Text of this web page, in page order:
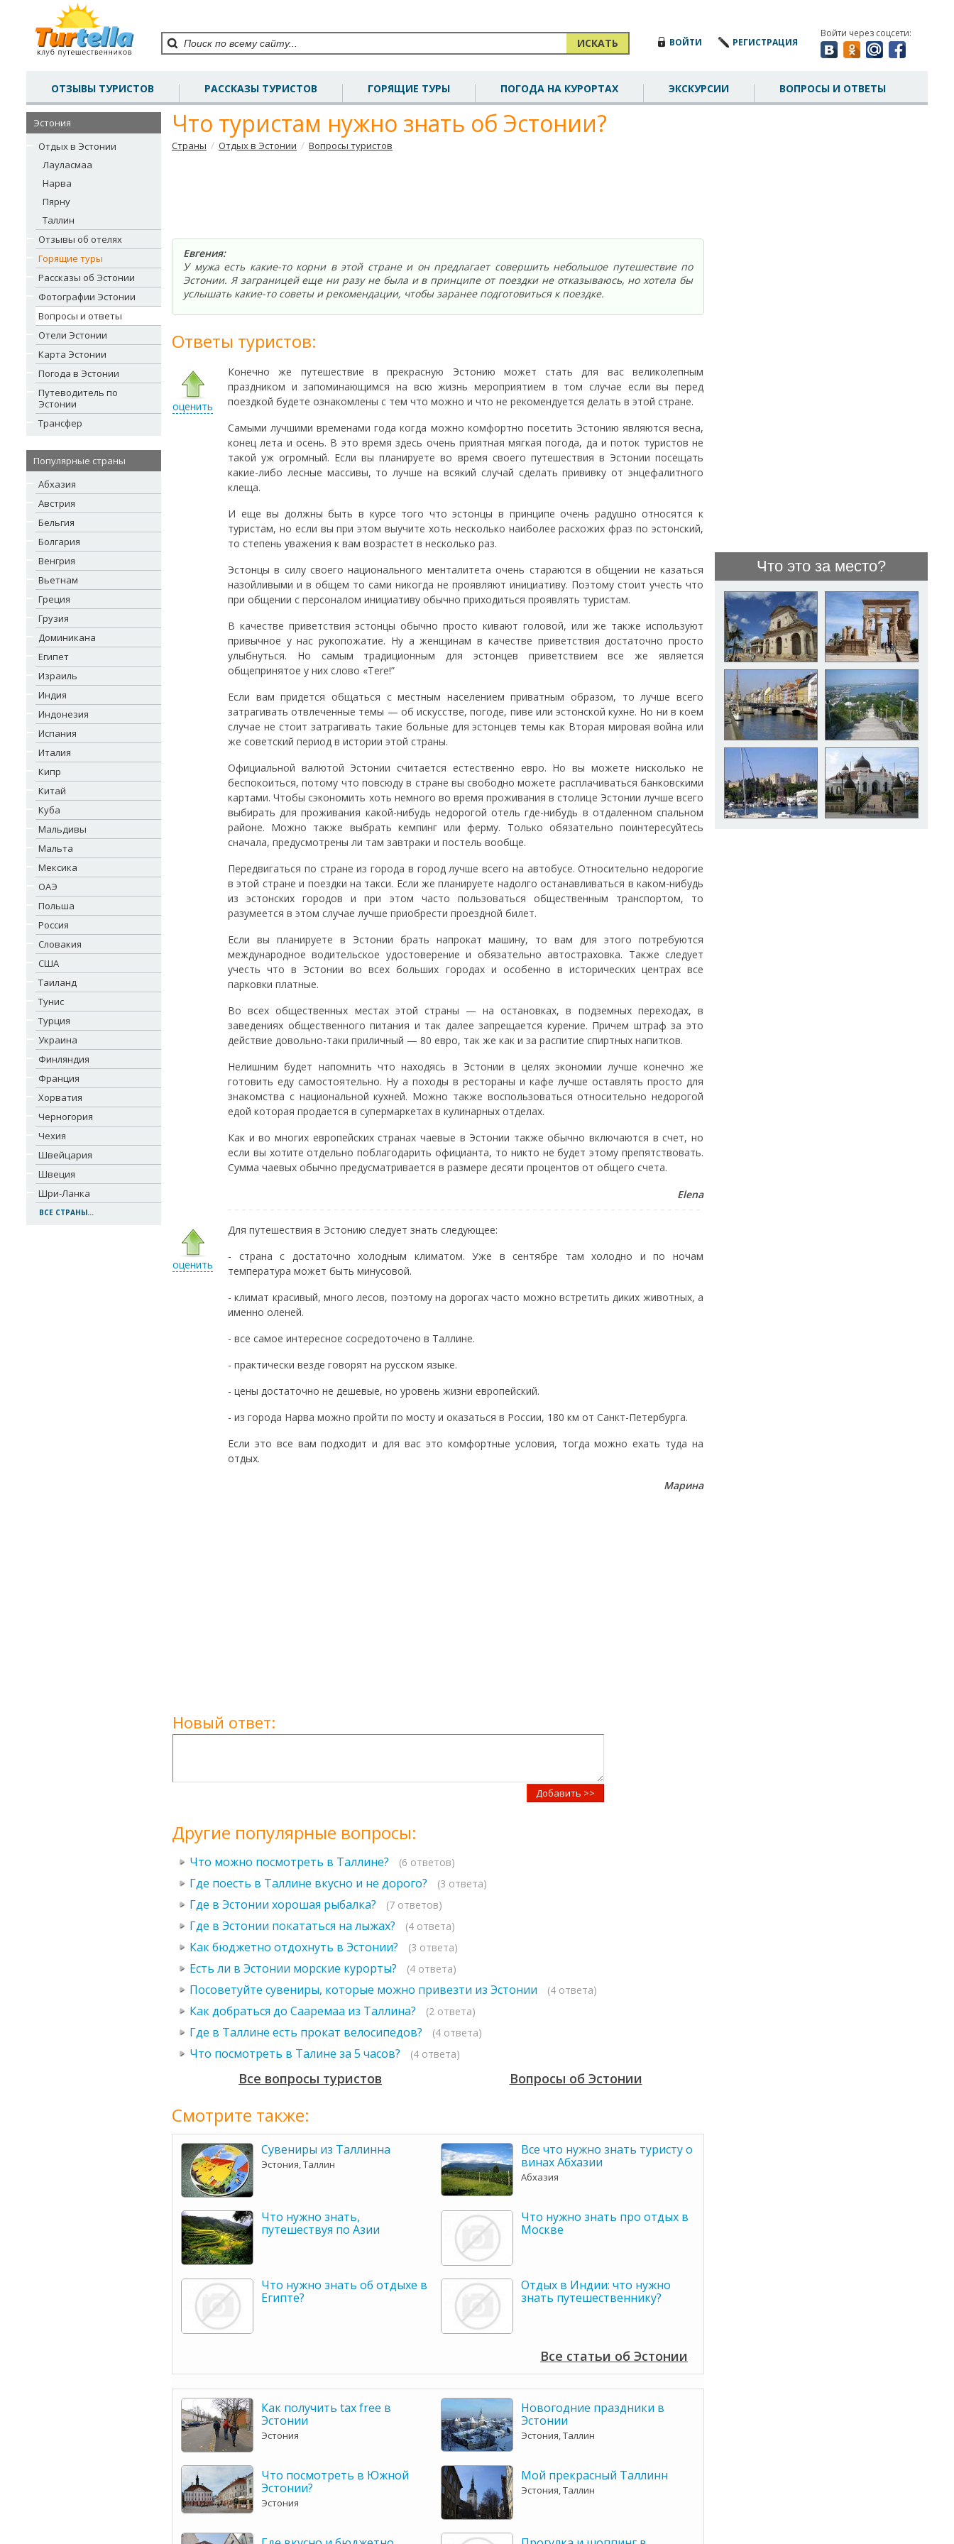
ИСКАТЬ ВОЙТИ РЕГИСТРАЦИЯ
Войти через соцсети:
ОТЗЫВЫ ТУРИСТОВ РАССКАЗЫ ТУРИСТОВ ГОРЯЩИЕ ТУРЫ ПОГОДА НА КУРОРТАХ ЭКСКУРСИИ ВОПРОСЫ И ОТВЕТЫ
Эстония
Отдых в Эстонии
Лауласмаа
Нарва
Пярну
Таллин
Отзывы об отелях
Горящие туры
Рассказы об Эстонии
Фотографии Эстонии
Вопросы и ответы
Отели Эстонии
Карта Эстонии
Погода в Эстонии
Путеводитель по
Эстонии
Трансфер
Популярные страны
Абхазия
Австрия
Бельгия
Болгария
Венгрия
Вьетнам
Греция
Грузия
Доминикана
Египет
Израиль
Индия
Индонезия
Испания
Италия
Кипр
Китай
Куба
Мальдивы
Мальта
Мексика
ОАЭ
Польша
Россия
Словакия
США
Таиланд
Тунис
Турция
Украина
Финляндия
Франция
Хорватия
Черногория
Чехия
Швейцария
Швеция
Шри-Ланка
ВСЕ СТРАНЫ...
Что туристам нужно знать об Эстонии?
Страны / Отдых в Эстонии / Вопросы туристов
Евгения:
У мужа есть какие-то корни в этой стране и он предлагает совершить небольшое путешествие по
Эстонии. Я заграницей еще ни разу не была и в принципе от поездки не отказываюсь, но хотела бы
услышать какие-то советы и рекомендации, чтобы заранее подготовиться к поездке.
Ответы туристов:
оценить
Конечно же путешествие в прекрасную Эстонию может стать для вас великолепным
праздником и запоминающимся на всю жизнь мероприятием в том случае если вы перед
поездкой будете ознакомлены с тем что можно и что не рекомендуется делать в этой стране.
Самыми лучшими временами года когда можно комфортно посетить Эстонию являются весна,
конец лета и осень. В это время здесь очень приятная мягкая погода, да и поток туристов не
такой уж огромный. Если вы планируете во время своего путешествия в Эстонии посещать
какие-либо лесные массивы, то лучше на всякий случай сделать прививку от энцефалитного
клеща.
И еще вы должны быть в курсе того что эстонцы в принципе очень радушно относятся к
туристам, но если вы при этом выучите хоть несколько наиболее расхожих фраз по эстонский,
то степень уважения к вам возрастет в несколько раз.
Эстонцы в силу своего национального менталитета очень стараются в общении не казаться
назойливыми и в общем то сами никогда не проявляют инициативу. Поэтому стоит учесть что
при общении с персоналом инициативу обычно приходиться проявлять туристам.
В качестве приветствия эстонцы обычно просто кивают головой, или же также используют
привычное у нас рукопожатие. Ну а женщинам в качестве приветствия достаточно просто
улыбнуться. Но самым традиционным для эстонцев приветствием все же является
общепринятое у них слово «Tere!”
Если вам придется общаться с местным населением приватным образом, то лучше всего
затрагивать отвлеченные темы — об искусстве, погоде, пиве или эстонской кухне. Но ни в коем
случае не стоит затрагивать такие больные для эстонцев темы как Вторая мировая война или
же советский период в истории этой страны.
Официальной валютой Эстонии считается естественно евро. Но вы можете нисколько не
беспокоиться, потому что повсюду в стране вы свободно можете расплачиваться банковскими
картами. Чтобы сэкономить хоть немного во время проживания в столице Эстонии лучше всего
выбирать для проживания какой-нибудь недорогой отель где-нибудь в отдаленном спальном
районе. Можно также выбрать кемпинг или ферму. Только обязательно поинтересуйтесь
сначала, предусмотрены ли там завтраки и постель вообще.
Передвигаться по стране из города в город лучше всего на автобусе. Относительно недорогие
в этой стране и поездки на такси. Если же планируете надолго останавливаться в каком-нибудь
из эстонских городов и при этом часто пользоваться общественным транспортом, то
разумеется в этом случае лучше приобрести проездной билет.
Если вы планируете в Эстонии брать напрокат машину, то вам для этого потребуются
международное водительское удостоверение и обязательно автостраховка. Также следует
учесть что в Эстонии во всех больших городах и особенно в исторических центрах все
парковки платные.
Во всех общественных местах этой страны — на остановках, в подземных переходах, в
заведениях общественного питания и так далее запрещается курение. Причем штраф за это
действие довольно-таки приличный — 80 евро, так же как и за распитие спиртных напитков.
Нелишним будет напомнить что находясь в Эстонии в целях экономии лучше конечно же
готовить еду самостоятельно. Ну а походы в рестораны и кафе лучше оставлять просто для
знакомства с национальной кухней. Можно также воспользоваться относительно недорогой
едой которая продается в супермаркетах в кулинарных отделах.
Как и во многих европейских странах чаевые в Эстонии также обычно включаются в счет, но
если вы хотите отдельно поблагодарить официанта, то никто не будет этому препятствовать.
Сумма чаевых обычно предусматривается в размере десяти процентов от общего счета.
Elena
оценить
Для путешествия в Эстонию следует знать следующее:
- страна с достаточно холодным климатом. Уже в сентябре там холодно и по ночам
температура может быть минусовой.
- климат красивый, много лесов, поэтому на дорогах часто можно встретить диких животных, а
именно оленей.
- все самое интересное сосредоточено в Таллине.
- практически везде говорят на русском языке.
- цены достаточно не дешевые, но уровень жизни европейский.
- из города Нарва можно пройти по мосту и оказаться в России, 180 км от Санкт-Петербурга.
Если это все вам подходит и для вас это комфортные условия, тогда можно ехать туда на
отдых.
Марина
Новый ответ:
Добавить >>
Другие популярные вопросы:
Что можно посмотреть в Таллине? (6 ответов)
Где поесть в Таллине вкусно и не дорого? (3 ответа)
Где в Эстонии хорошая рыбалка? (7 ответов)
Где в Эстонии покататься на лыжах? (4 ответа)
Как бюджетно отдохнуть в Эстонии? (3 ответа)
Есть ли в Эстонии морские курорты? (4 ответа)
Посоветуйте сувениры, которые можно привезти из Эстонии (4 ответа)
Как добраться до Сааремаа из Таллина? (2 ответа)
Где в Таллине есть прокат велосипедов? (4 ответа)
Что посмотреть в Талине за 5 часов? (4 ответа)
Все вопросы туристов Вопросы об Эстонии
Смотрите также:
Сувениры из Таллинна
Эстония, Таллин
Все что нужно знать туристу о
винах Абхазии
Абхазия
Что нужно знать,
путешествуя по Азии
Что нужно знать про отдых в
Москве
Что нужно знать об отдыхе в
Египте?
Отдых в Индии: что нужно
знать путешественнику?
Все статьи об Эстонии
Как получить tax free в
Эстонии
Эстония
Новогодние праздники в
Эстонии
Эстония, Таллин
Что посмотреть в Южной
Эстонии?
Эстония
Мой прекрасный Таллинн
Эстония, Таллин
Что это за место?